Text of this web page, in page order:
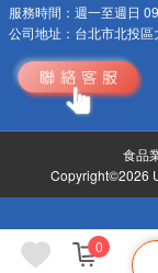
0
服務時間： 週一至週日
公司地址： 台北市北投
食品
Copyright©2026